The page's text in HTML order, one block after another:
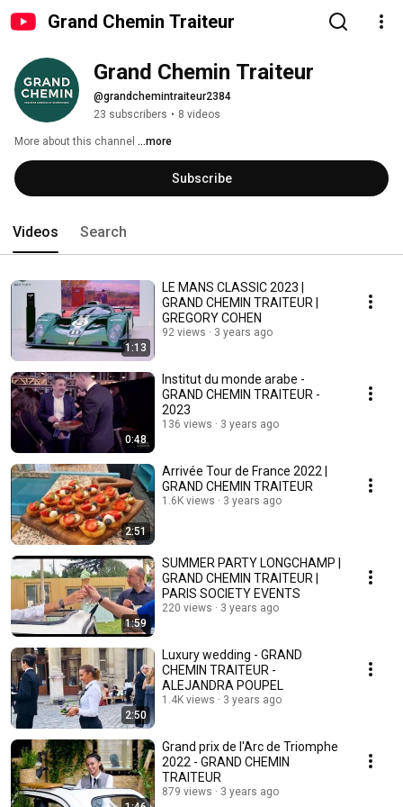
Grand Chemin Traiteur
Grand Chemin Traiteur
@grandchemintraiteur2384
23 subscribers • 8 videos
More about this channel ...more
Subscribe
Videos Search
1:13
LE MANS CLASSIC 2023 |
GRAND CHEMIN TRAITEUR |
GREGORY COHEN
92 views 3 years ago
0:48
Institut du monde arabe -
GRAND CHEMIN TRAITEUR -
2023
136 views 3 years ago
2:51
Arrivée Tour de France 2022 |
GRAND CHEMIN TRAITEUR
1.6K views 3 years ago
1:59
SUMMER PARTY LONGCHAMP |
GRAND CHEMIN TRAITEUR |
PARIS SOCIETY EVENTS
220 views 3 years ago
2:50
Luxury wedding - GRAND
CHEMIN TRAITEUR -
ALEJANDRA POUPEL
1.4K views 3 years ago
Grand prix de l'Arc de Triomphe
2022 - GRAND CHEMIN
TRAITEUR
879 views 3 years ago